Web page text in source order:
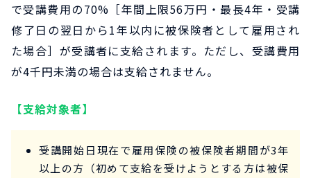
で受講費用の70%［年間上限56万円・最長4年・受講
修了日の翌日から1年以内に被保険者として雇用され
た場合］が受講者に支給されます。ただし、受講費用
が4千円未満の場合は支給されません。
【支給対象者】
受講開始日現在で雇用保険の被保険者期間が3年
以上の方（初めて支給を受けようとする方は被保